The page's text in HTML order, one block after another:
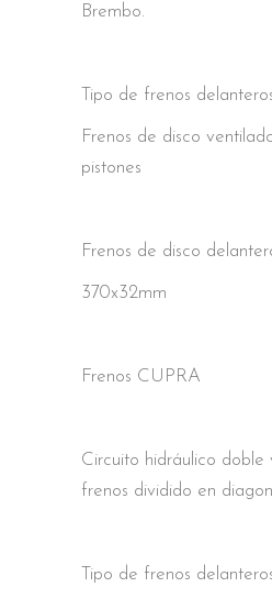
Brembo.
Tipo de frenos
Frenos de disco
pistones
Frenos de disco
370x32mm
Frenos CUPRA
Circuito hidráulico doble
frenos dividido en
Tipo de frenos